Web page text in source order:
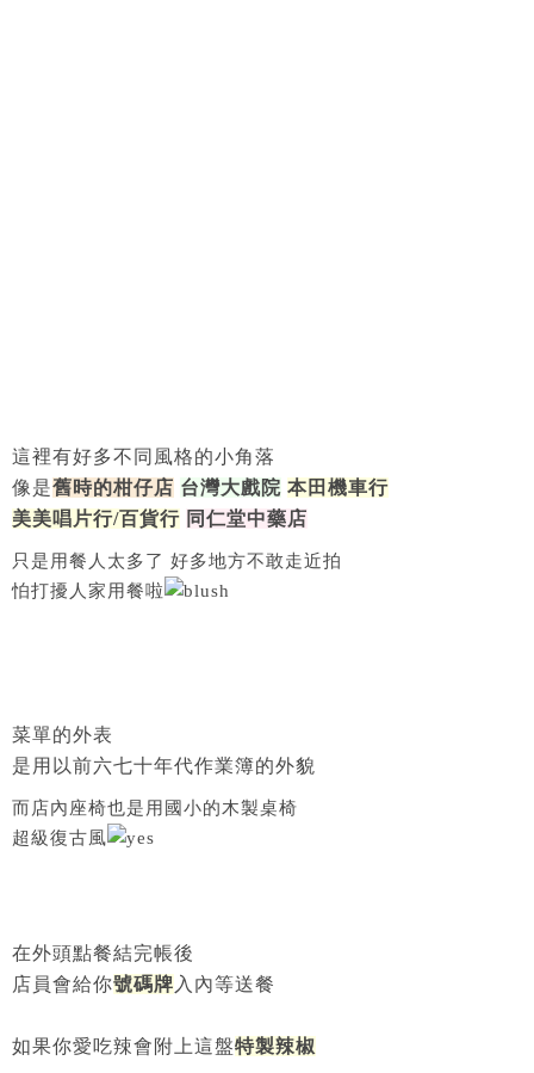
這裡有好多不同風格的小角落
像是舊時的柑仔店 台灣大戲院 本田機車行
美美唱片行/百貨行 同仁堂中藥店
只是用餐人太多了 好多地方不敢走近拍
怕打擾人家用餐啦
菜單的外表
是用以前六七十年代作業簿的外貌
而店內座椅也是用國小的木製桌椅
超級復古風
在外頭點餐結完帳後
店員會給你號碼牌 入內等送餐
如果你愛吃辣會附上這盤特製辣椒